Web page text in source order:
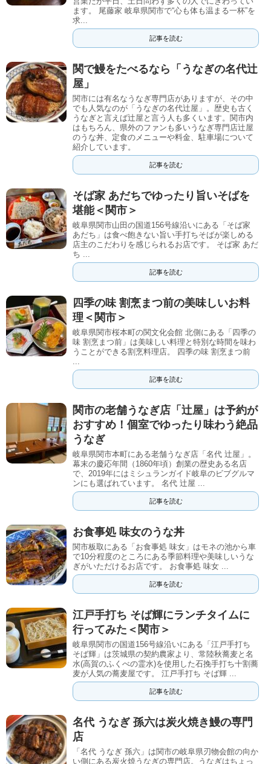
ます。 尾藤家 岐阜県関市で“心も体も温まる一杯”を
求...
記事を読む
関で鰻をたべるなら「うなぎの名代辻
屋」
関市には有名なうなぎ専門店がありますが、その中
でも人気なのが「うなぎの名代辻屋」。歴史も古く
うなぎと言えば辻屋と言う人も多くいます。関市内
はもちろん、県外のファンも多いうなぎ専門店辻屋
のうな丼、定食のメニューや料金、駐車場について
紹介しています。
記事を読む
そば家 あだちでゆったり旨いそばを
堪能＜関市＞
岐阜県関市山田の国道156号線沿いにある「そば家
あだち」は食べ飽きない旨い手打ちそばが楽しめる
店主のこだわりを感じられるお店です。 そば家 あだ
ち ...
記事を読む
四季の味 割烹まつ前の美味しいお料
理＜関市＞
岐阜県関市桜本町の関文化会館 北側にある「四季の
味 割烹まつ前」は美味しい料理と特別な時間を味わ
うことができる割烹料理店。 四季の味 割烹まつ前
...
記事を読む
関市の老舗うなぎ店「辻屋」は予約が
おすすめ！個室でゆったり味わう絶品
うなぎ
岐阜県関市本町にある老舗うなぎ店「名代 辻屋」。
幕末の慶応年間（1860年頃）創業の歴史ある名店
で、2019年にはミシュランガイド岐阜のビブグルマ
ンにも選ばれています。 名代 辻屋 ...
記事を読む
お食事処 味女のうな丼
関市板取にある「お食事処 味女」はモネの池から車
で10分程度のところにある季節料理や美味しいうな
ぎがいただけるお店です。 お食事処 味女 ...
記事を読む
江戸手打ち そば輝にランチタイムに
行ってみた＜関市＞
岐阜県関市の国道156号線沿いにある「江戸手打ち
そば輝」は茨城県の契約農家より、常陸秋蕎麦と名
水(高賀のふくべの霊水)を使用した石挽手打ち十割蕎
麦が人気の蕎麦屋です。 江戸手打ち そば輝 ...
記事を読む
名代 うなぎ 孫六は炭火焼き鰻の専門
店
「名代 うなぎ 孫六」は関市の岐阜県刃物会館の向か
い側にある炭火焼うなぎの専門店。うなぎはちょっ